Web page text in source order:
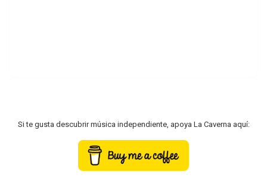
Si te gusta descubrir música independiente, apoya La Caverna aquí: